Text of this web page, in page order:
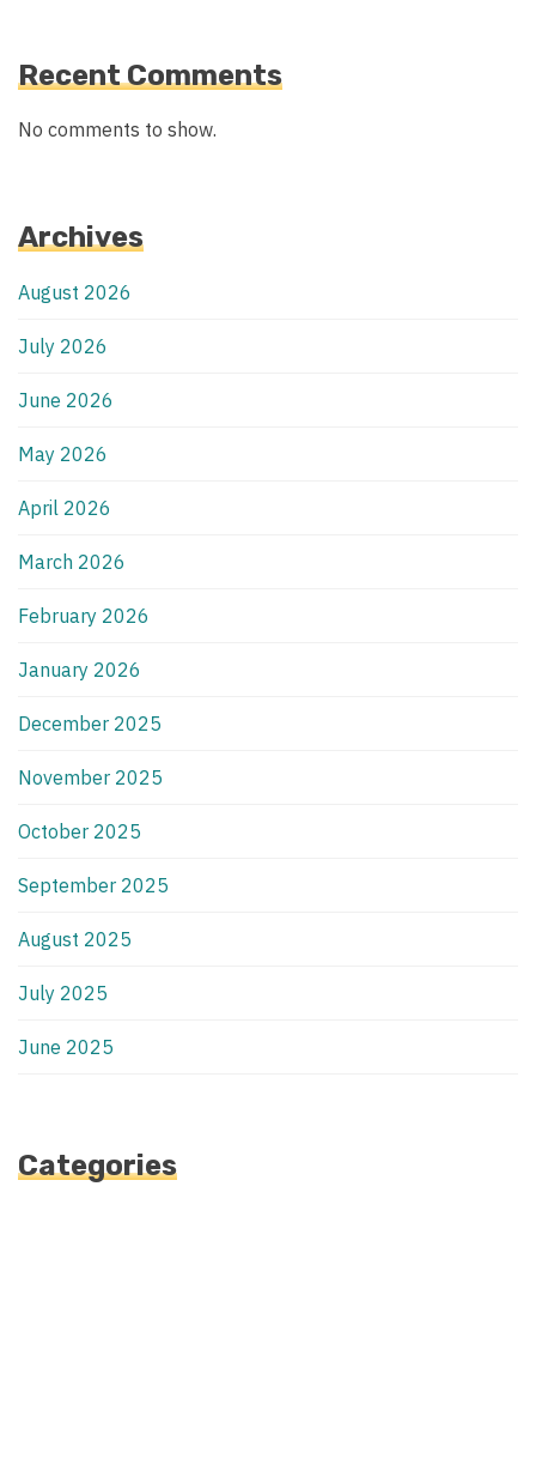
Recent Comments
No comments to show.
Archives
August 2026
July 2026
June 2026
May 2026
April 2026
March 2026
February 2026
January 2026
December 2025
November 2025
October 2025
September 2025
August 2025
July 2025
June 2025
Categories